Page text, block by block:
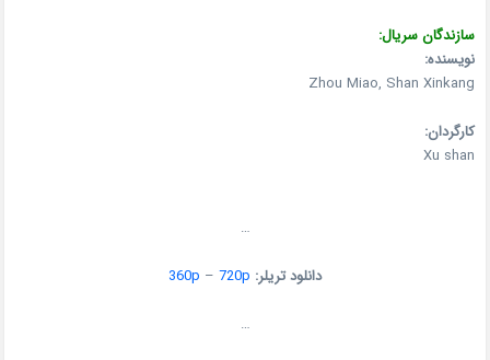
سازندگان سریال:
نویسنده:
Zhou Miao, Shan Xinkang
کارگردان:
Xu shan
…
دانلود تریلر: 360p – 720p
…